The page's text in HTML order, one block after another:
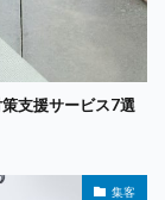
支援サービス7選
集客